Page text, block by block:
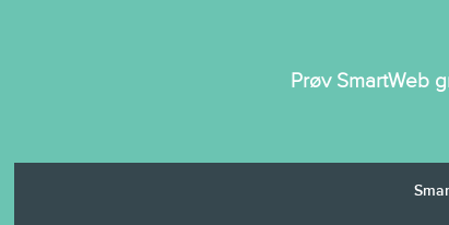
Prøv SmartWeb